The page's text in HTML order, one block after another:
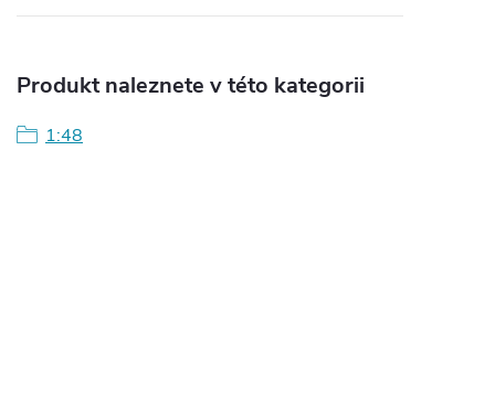
Produkt naleznete v této kategorii
1:48